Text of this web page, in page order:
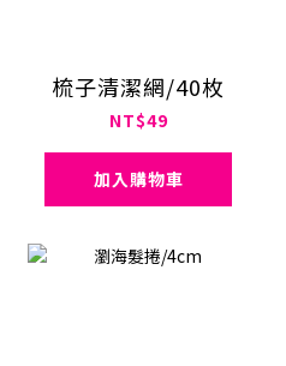
梳子清潔網/40枚
NT$49
加入購物車